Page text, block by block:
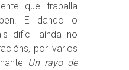
que traballa
ben. E dando o
difícil aínda no
por varios
Un rayo de